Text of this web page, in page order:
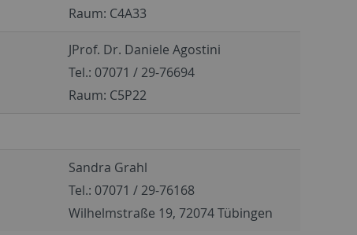
Raum: C4A33
JProf. Dr. Daniele Agostini
Tel.: 07071 / 29-76694
Raum: C5P22
Sandra Grahl
Tel.: 07071 / 29-76168
Wilhelmstraße 19, 72074 Tübingen